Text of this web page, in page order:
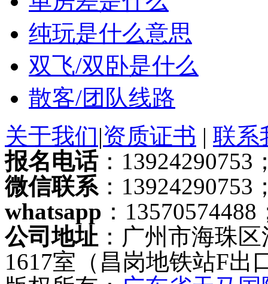
纯玩是什么意思
双飞/双卧是什么
散客/团队线路
关于我们|资质证书 | 联系
报名电话：13924290753
微信联系：13924290753
whatsapp ：13570574488
公司地址 ：广州市海珠
1617室（昌岗地铁站F出